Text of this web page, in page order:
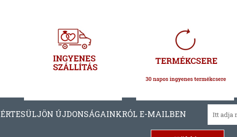
ÉRTESÜLJÖN ÚJDONSÁGAINKRÓL E-MAILBEN